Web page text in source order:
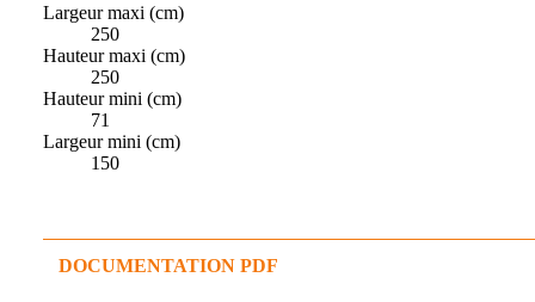
Largeur maxi (cm)
250
Hauteur maxi (cm)
250
Hauteur mini (cm)
71
Largeur mini (cm)
150
DOCUMENTATION PDF